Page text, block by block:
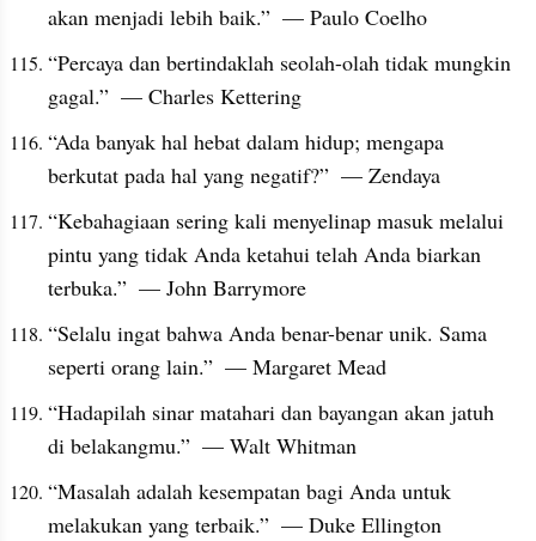
akan menjadi lebih baik.”  — Paulo Coelho
“Percaya dan bertindaklah seolah-olah tidak mungkin
gagal.”  — Charles Kettering
“Ada banyak hal hebat dalam hidup; mengapa
berkutat pada hal yang negatif?”  — Zendaya
“Kebahagiaan sering kali menyelinap masuk melalui
pintu yang tidak Anda ketahui telah Anda biarkan
terbuka.”  — John Barrymore
“Selalu ingat bahwa Anda benar-benar unik. Sama
seperti orang lain.”  — Margaret Mead
“Hadapilah sinar matahari dan bayangan akan jatuh
di belakangmu.”  — Walt Whitman
“Masalah adalah kesempatan bagi Anda untuk
melakukan yang terbaik.”  — Duke Ellington